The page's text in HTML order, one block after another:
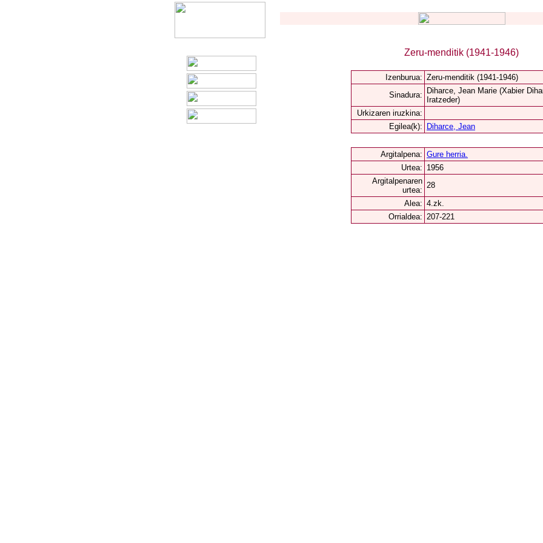
Zeru-menditik (1941-1946)
Izenburua: Zeru-menditik (1941-1946)
Sinadura:
Diharce, Jean Marie (Xabier
Iratzeder)
Urkizaren iruzkina:
Egilea(k):
Diharce, Jean
Argitalpena: Gure herria.
Urtea: 1956
Argitalpenaren
urtea:
28
Alea: 4.zk.
Orrialdea: 207-221